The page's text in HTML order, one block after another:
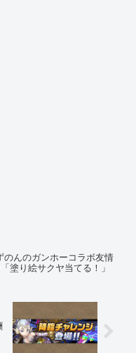
のんのガンホーコラボ友情
塗り絵サクヤ当てる！」